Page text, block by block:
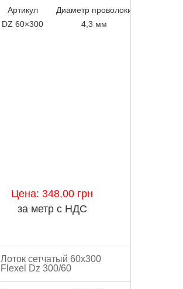
Артикул Диаметр проволоки
DZ 60×300
4,3 мм
Цена: 348,00 грн
за метр с НДС
Лоток сетчатый 60x300
Flexel Dz 300/60